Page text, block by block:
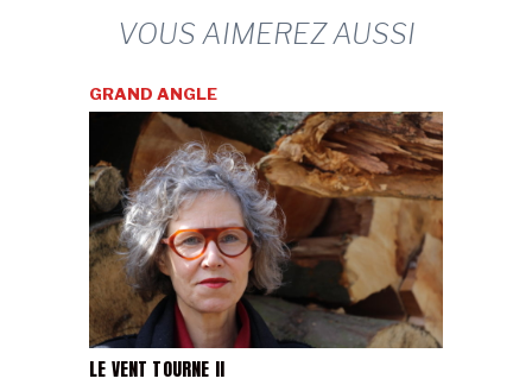
VOUS AIMEREZ AUSSI
LE VENT TOURNE II
GRAND ANGLE